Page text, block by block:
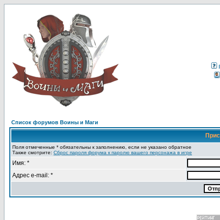
Список форумов Воины и Маги
Поля отмеченные * обязательны к заполнению, если не указано обратное
Также смотрите: Сброс пароля форума к паролю вашего персонажа в игре
Имя: *
Адрес e-mail: *